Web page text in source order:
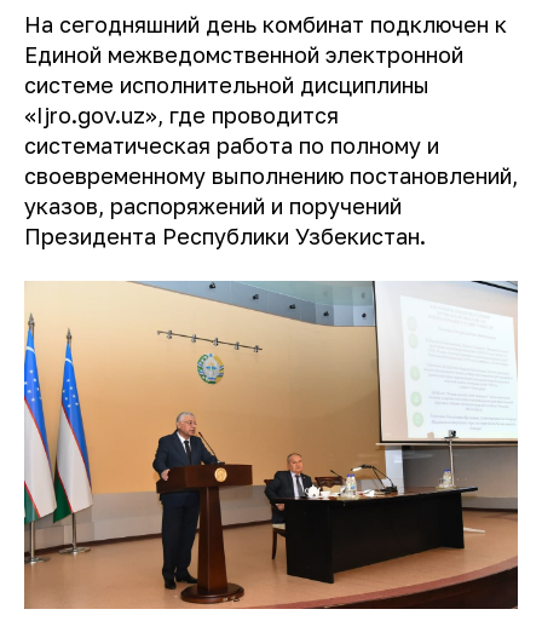
На сегодняшний день комбинат подключен к
Единой межведомственной электронной
системе исполнительной дисциплины
«Ijro.gov.uz», где проводится
систематическая работа по полному и
своевременному выполнению постановлений,
указов, распоряжений и поручений
Президента Республики Узбекистан.